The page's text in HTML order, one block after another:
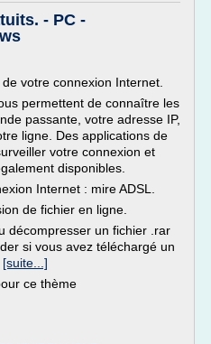
- PC -
votre connexion Internet.
permettent de connaître les
passante, votre adresse IP,
ligne. Des applications de
votre connexion et
disponibles.
Internet : mire ADSL.
de fichier en ligne.
décompresser un fichier .rar
si vous avez téléchargé un
[suite...]
ce thème